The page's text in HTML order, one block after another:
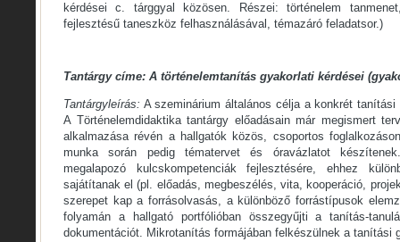
kérdései c. tárggyal közösen. Részei: történelem
fejlesztésű taneszköz felhasználásával, témazáró feladatsor.)
Tantárgy címe: A történelemtanítás gyakorlati kérdései
Tantárgyleírás: A szeminárium általános célja a konkrét
A Történelemdidaktika tantárgy előadásain már megismert
alkalmazása révén a hallgatók közös, csoportos
munka során pedig tématervet és óravázlatot
megalapozó kulcskompetenciák fejlesztésére, ehhez
sajátítanak el (pl. előadás, megbeszélés, vita, kooperáció,
szerepet kap a forrásolvasás, a különböző forrástípusok
folyamán a hallgató portfólióban összegyűjti a tanítás-
dokumentációt. Mikrotanítás formájában felkészülnek a tanítási